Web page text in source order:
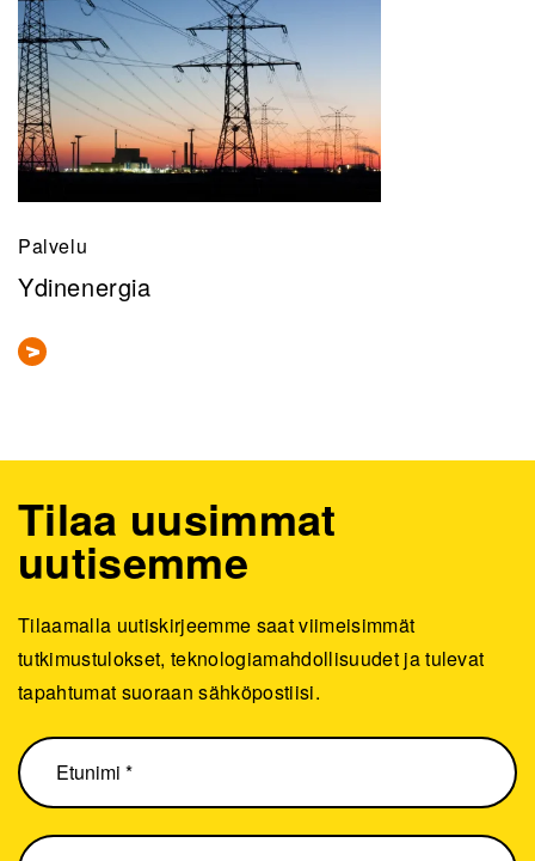
Palvelu
Ydinenergia
Tilaa uusimmat
uutisemme
Tilaamalla uutiskirjeemme saat viimeisimmät
tutkimustulokset, teknologiamahdollisuudet ja tulevat
tapahtumat suoraan sähköpostiisi.